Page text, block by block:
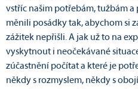
vstříc našim potřebám, tužbám
měnili posádky tak, abychom si
zážitek nepřišli. A jak už to na
vyskytnout i neočekávané
zúčastnění počítat a které je
někdy s rozmyslem, někdy s